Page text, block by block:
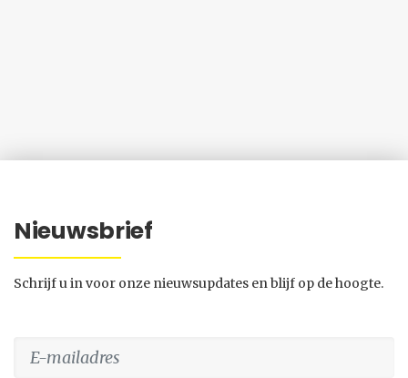
Nieuwsbrief
Schrijf u in voor onze nieuwsupdates en blijf op de hoogte.